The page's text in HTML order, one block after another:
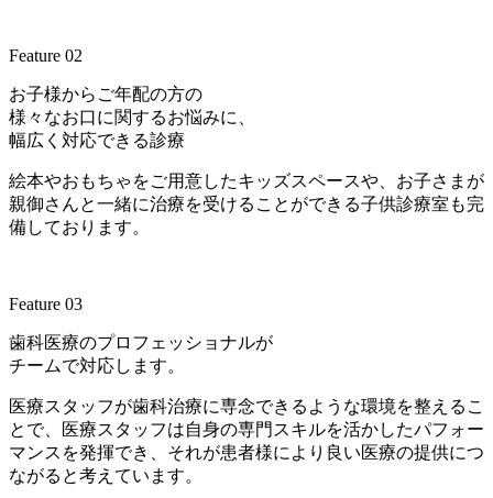
Feature 02
お子様からご年配の方の
様々なお口に関するお悩みに、
幅広く対応できる診療
絵本やおもちゃをご用意したキッズスペースや、お子さまが
親御さんと一緒に治療を受けることができる子供診療室も完
備しております。
Feature 03
歯科医療のプロフェッショナルが
チームで対応します。
医療スタッフが歯科治療に専念できるような環境を整えるこ
とで、医療スタッフは自身の専門スキルを活かしたパフォー
マンスを発揮でき、それが患者様により良い医療の提供につ
ながると考えています。